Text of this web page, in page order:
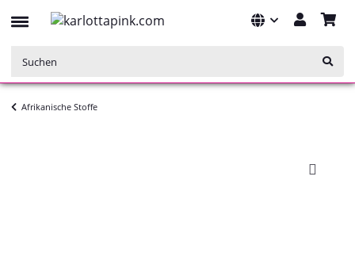
Afrikanische Stoffe